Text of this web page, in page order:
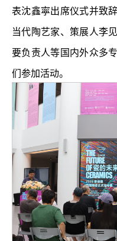
表沈鑫寜出席仪式并致
当代陶艺家、策展人李
要负责人等国内外众多
们参加活动。